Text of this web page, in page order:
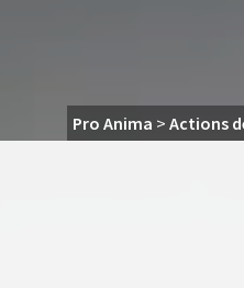
Pro Anima > Actions